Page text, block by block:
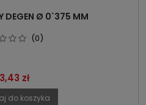
DEGEN Ø 0`375 MM
(0)
zł
do koszyka